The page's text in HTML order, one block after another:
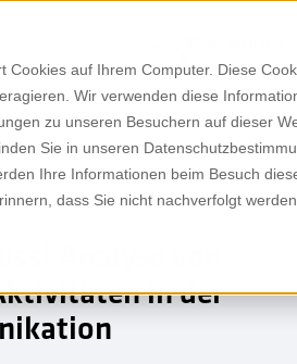
Cookies auf Ihrem Computer. Diese
Wir verwenden diese
zu unseren Besuchern auf dieser
Sie in unseren
Ihre Informationen beim Besuch
dass Sie nicht nachverfolgt
in der